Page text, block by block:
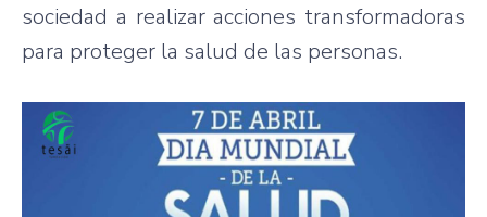
sociedad a realizar acciones transformadoras
para proteger la salud de las personas.